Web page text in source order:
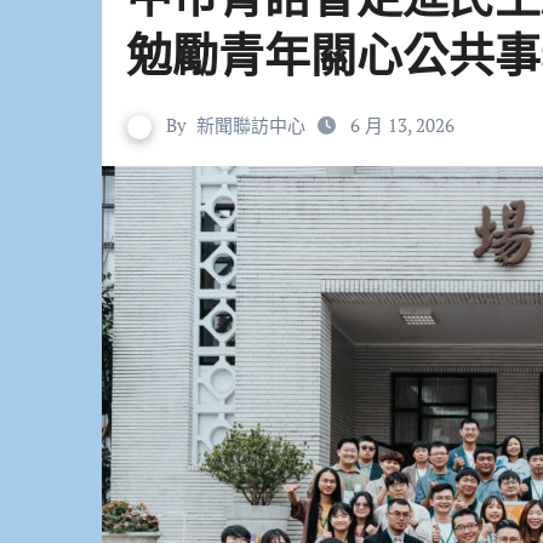
勉勵青年關心公共
By 新聞聯訪中心 6 月 13, 2026